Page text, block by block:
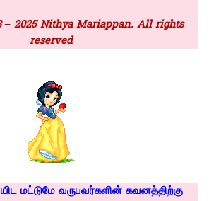
– 2025 Nithya Mariappan. All rights
reserved
மட்டுமே வருபவர்களின் கவனத்திற்கு